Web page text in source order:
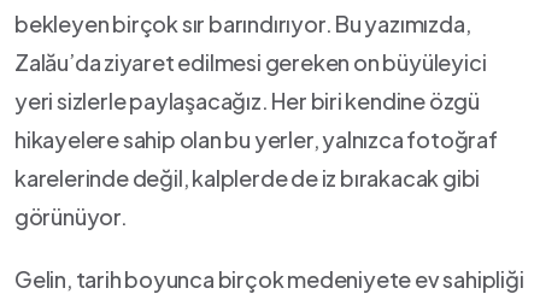
bekleyen birçok sır barındırıyor. ⁢Bu yazımızda,
Zalău’da ⁣ziyaret edilmesi gereken on büyüleyici
yeri sizlerle paylaşacağız. Her biri⁤ kendine özgü
hikayelere sahip olan⁣ bu yerler, yalnızca‌ fotoğraf
karelerinde ​değil, kalplerde‍ de iz bırakacak​ gibi
⁢görünüyor.
Gelin, tarih ⁣boyunca birçok medeniyete ‍ev‌ sahipliği